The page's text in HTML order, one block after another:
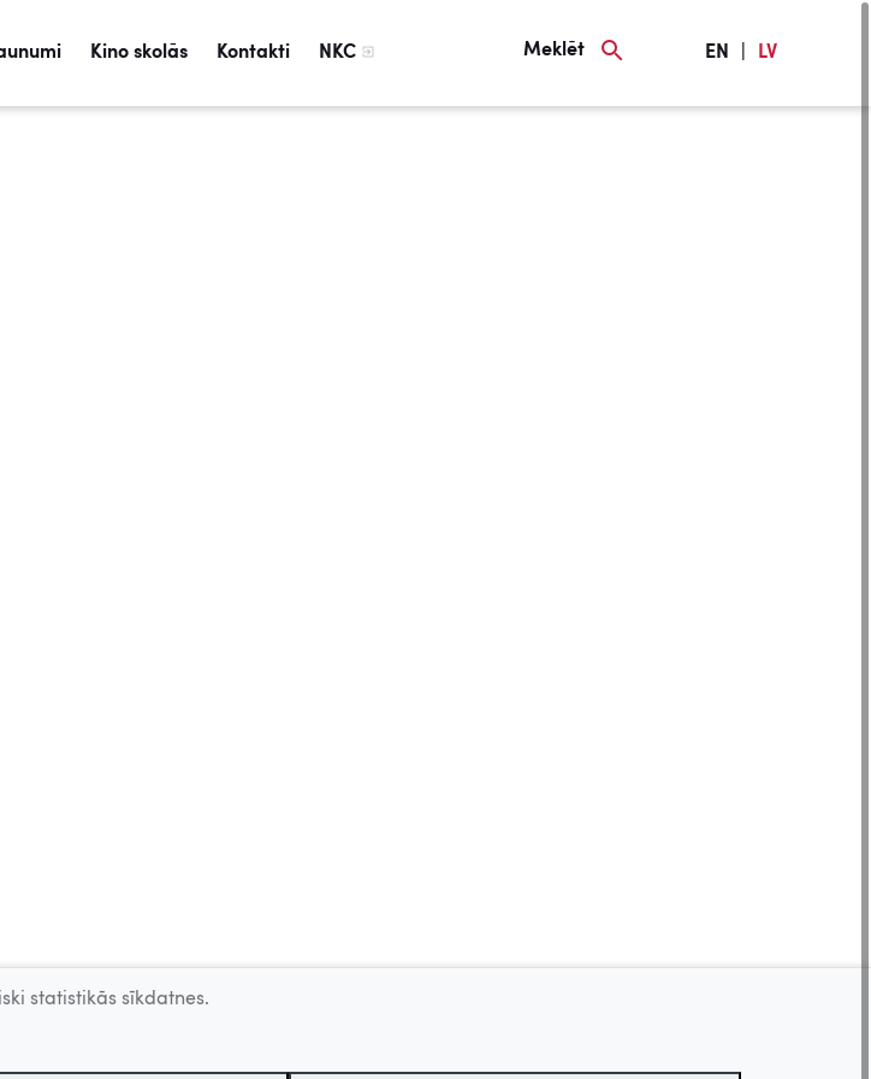
Kino skolās Kontakti NKC Meklēt EN LV
statistikās sīkdatnes.